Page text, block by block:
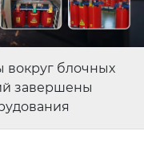
вокруг блочных
завершены